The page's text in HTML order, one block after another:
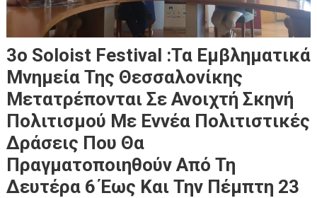
3ο Soloist Festival :Τα Εμβληματικά
Μνημεία Της Θεσσαλονίκης
Μετατρέπονται Σε Ανοιχτή Σκηνή
Πολιτισμού Με Εννέα Πολιτιστικές
Δράσεις Που Θα
Πραγματοποιηθούν Από Τη
Δευτέρα 6 Έως Και Την Πέμπτη 23